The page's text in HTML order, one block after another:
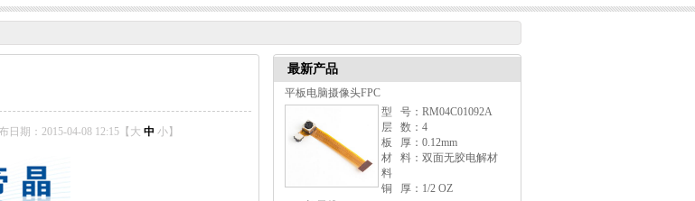
日期：2015-04-08 12:15【 大 中 小】
最新产品
平板电脑摄像头FPC
型 号：RM04C01092A
层 数：4
板 厚：0.12mm
材 料：双面无胶电解材
料
铜 厚：1/2 OZ